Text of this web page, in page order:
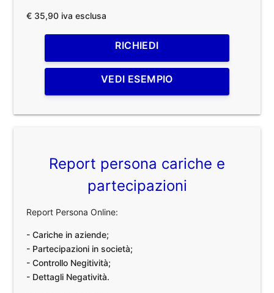
€ 35,90 iva esclusa
RICHIEDI
VEDI ESEMPIO
Report persona cariche e
partecipazioni
Report Persona Online:
- Cariche in aziende;
- Partecipazioni in società;
- Controllo Negitività;
- Dettagli Negatività.